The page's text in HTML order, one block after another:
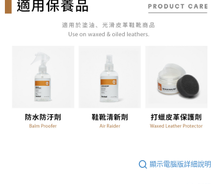
顯示電腦版詳細說明